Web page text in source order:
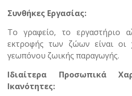
Συνθήκες Εργασίας:
Το γραφείο, το εργαστήριο
εκτροφής των ζώων είναι οι
γεωπόνου ζωικής παραγωγής.
Ιδιαίτερα Προσωπικά
Ικανότητες: